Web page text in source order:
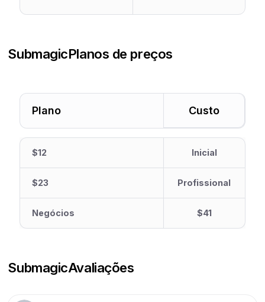
SubmagicPlanos de preços
Plano Custo
$12 Inicial
$23 Profissional
Negócios $41
SubmagicAvaliações